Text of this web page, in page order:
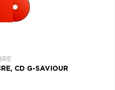
CD G-SAVIOUR